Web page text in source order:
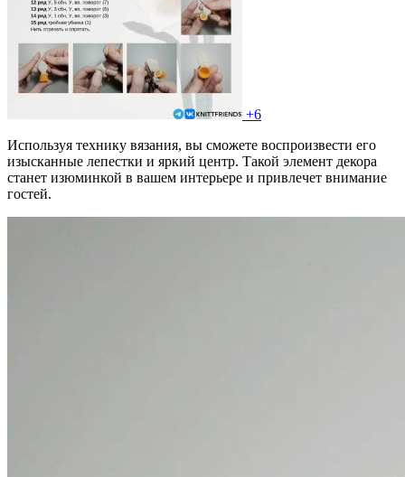
+6
Используя технику вязания, вы сможете воспроизвести его
изысканные лепестки и яркий центр. Такой элемент декора
станет изюминкой в вашем интерьере и привлечет внимание
гостей.